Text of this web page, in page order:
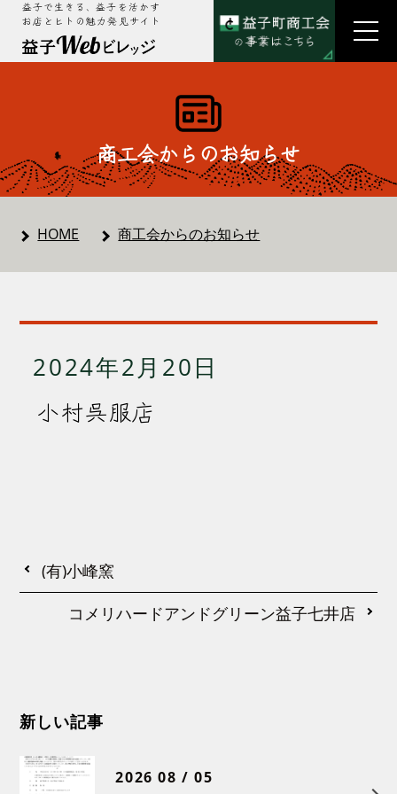
益子で生きる、益子を活かす
お店とヒトの魅力発見サイト
商工会からのお知らせ
HOME 商工会からのお知らせ
2024年2月20日
小村呉服店
(有)小峰窯
コメリハードアンドグリーン益子七井店
新しい記事
2026 08 / 05